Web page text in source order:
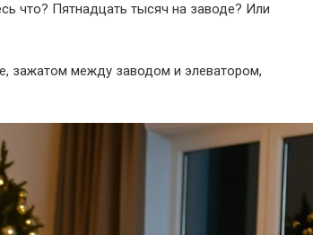
что? Пятнадцать тысяч на заводе? Или
зажатом между заводом и элеватором,